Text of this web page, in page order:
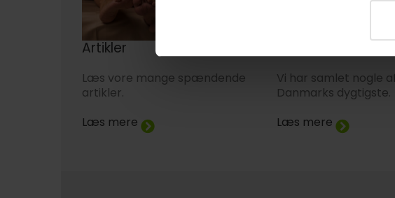
Artikler
Læs vore mange spændende
artikler.
Læs mere
Vi har samlet nogle
Danmarks dygtigste.
Læs mere